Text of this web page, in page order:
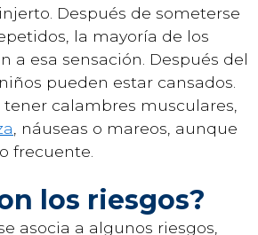
Después de someterse
la mayoría de los
a esa sensación. Después del
pueden estar cansados.
calambres musculares,
, náuseas o mareos, aunque
frecuente.
los riesgos?
asocia a algunos riesgos,